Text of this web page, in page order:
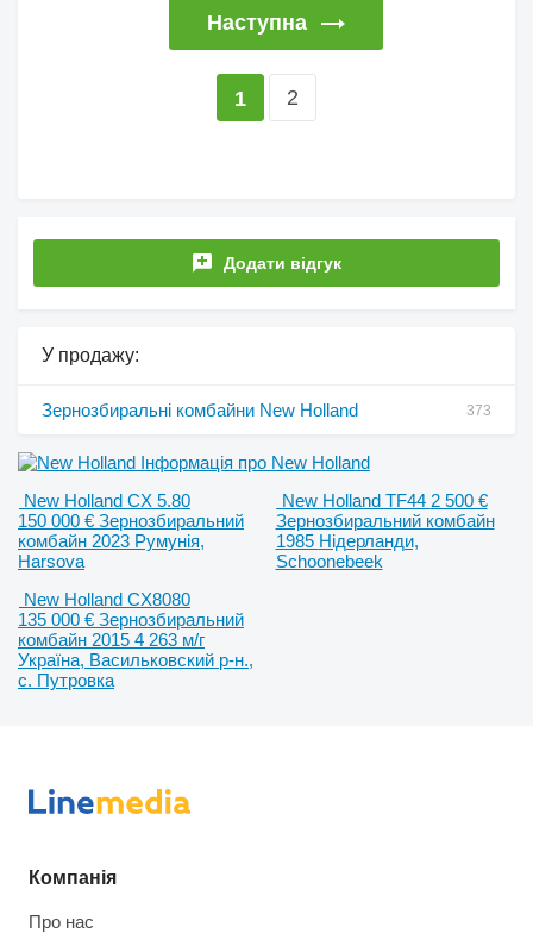
Наступна
1 2
Додати відгук
У продажу:
Зернозбиральні комбайни New Holland 373
Інформація про New Holland
New Holland CX 5.80
150 000 € Зернозбиральний
комбайн 2023 Румунія,
Harsova
New Holland TF44 2 500 €
Зернозбиральний комбайн
1985 Нідерланди,
Schoonebeek
New Holland CX8080
135 000 € Зернозбиральний
комбайн 2015 4 263 м/г
Україна, Васильковский р-н.,
с. Путровка
Компанія
Про нас